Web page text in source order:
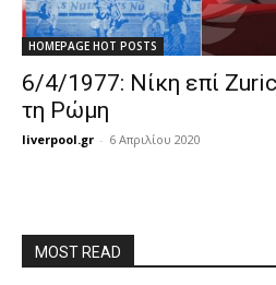
HOMEPAGE HOT POSTS
6/4/1977: Νίκη επί
τη Ρώμη
liverpool.gr - 6 Απριλίου 2020
MOST READ